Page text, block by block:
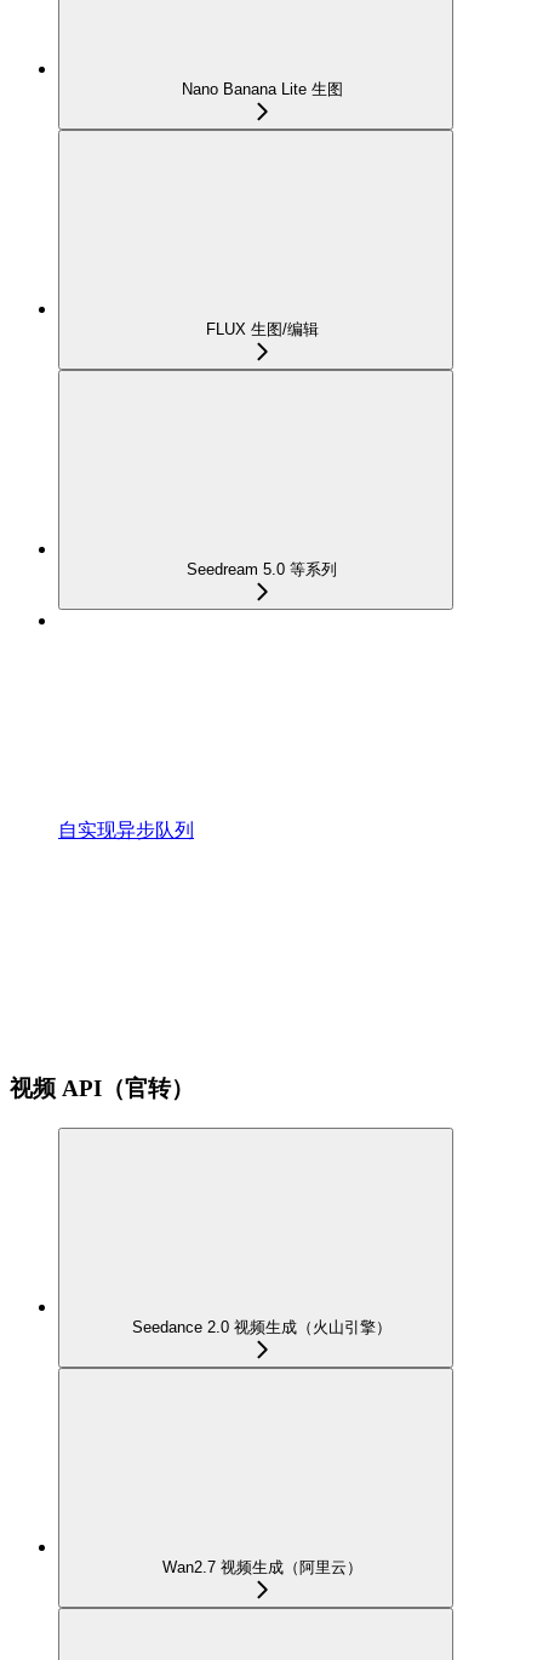
Nano Banana Lite 生图
FLUX 生图/编辑
Seedream 5.0 等系列
自实现异步队列
视频 API（官转）
Seedance 2.0 视频生成（火山引擎）
Wan2.7 视频生成（阿里云）